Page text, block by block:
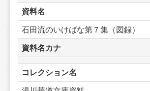
資料名
石田流のいけばな第７集（図録）
資料名カナ
コレクション名